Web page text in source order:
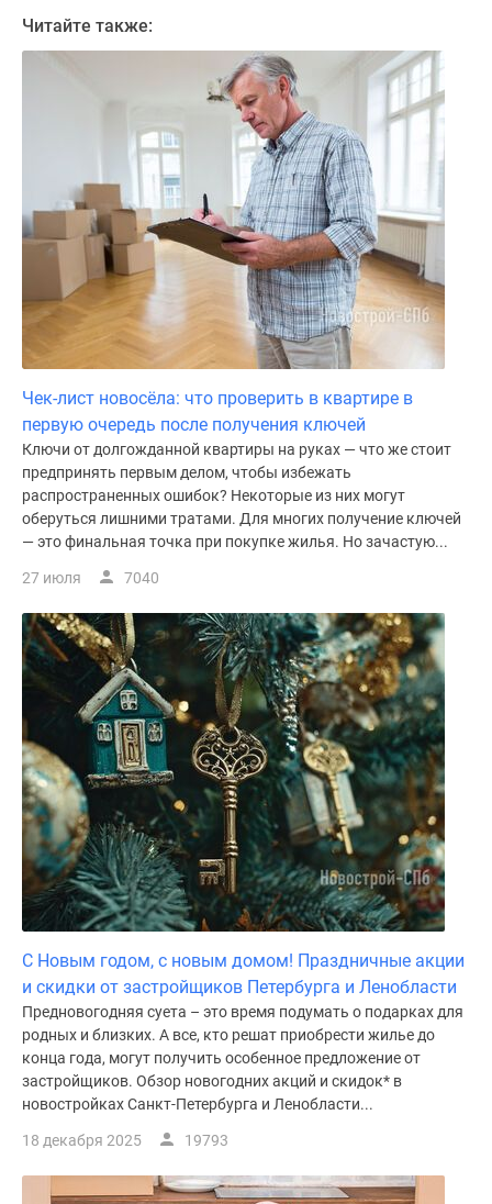
Читайте также:
Чек-лист новосёла: что проверить в квартире в
первую очередь после получения ключей
Ключи от долгожданной квартиры на руках — что же стоит
предпринять первым делом, чтобы избежать
распространенных ошибок? Некоторые из них могут
оберуться лишними тратами. Для многих получение ключей
— это финальная точка при покупке жилья. Но зачастую...
27 июля 7040
С Новым годом, с новым домом! Праздничные акции
и скидки от застройщиков Петербурга и Ленобласти
Предновогодняя суета – это время подумать о подарках для
родных и близких. А все, кто решат приобрести жилье до
конца года, могут получить особенное предложение от
застройщиков. Обзор новогодних акций и скидок* в
новостройках Санкт-Петербурга и Ленобласти...
18 декабря 2025 19793